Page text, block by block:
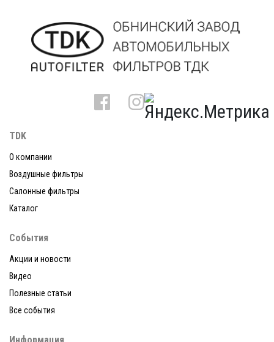
TDK
О компании
Воздушные фильтры
Салонные фильтры
Каталог
События
Акции и новости
Видео
Полезные статьи
Все события